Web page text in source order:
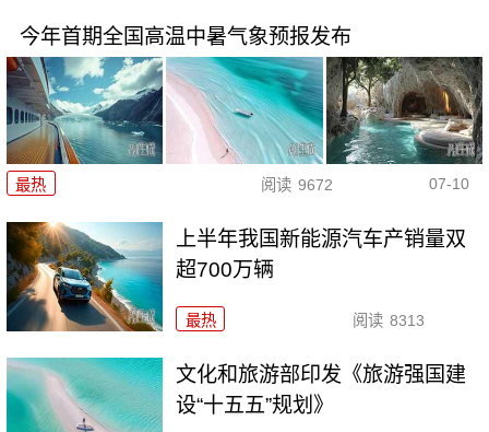
今年首期全国高温中暑气象预报发布
最热 阅读 9672 07-10
上半年我国新能源汽车产销量双
超700万辆
最热 阅读 8313
文化和旅游部印发《旅游强国建
设“十五五”规划》